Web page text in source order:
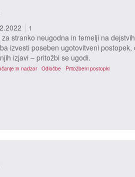
1
stranko neugodna in temelji na
izvesti poseben ugotovitveni
izjavi – pritožbi se ugodi.
in nadzor Odločbe Pritožbeni postopki